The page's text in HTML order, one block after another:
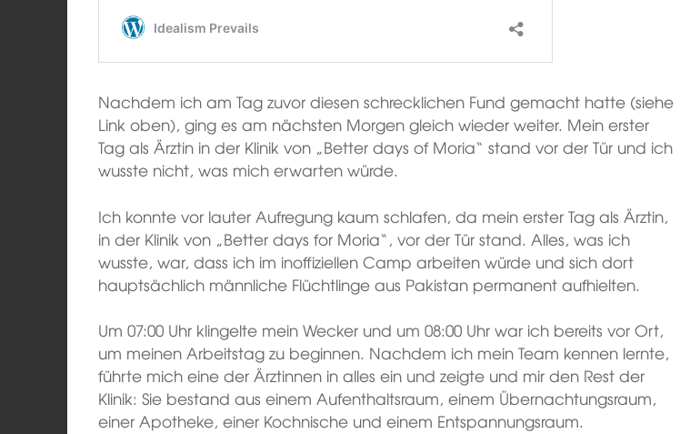
Nachdem ich am Tag zuvor diesen schrecklichen Fund gemacht hatte (siehe
Link oben), ging es am nächsten Morgen gleich wieder weiter. Mein erster
Tag als Ärztin in der Klinik von „Better days of Moria“ stand vor der Tür und ich
wusste nicht, was mich erwarten würde.
Ich konnte vor lauter Aufregung kaum schlafen, da mein erster Tag als Ärztin,
in der Klinik von „Better days for Moria“, vor der Tür stand. Alles, was ich
wusste, war, dass ich im inoffiziellen Camp arbeiten würde und sich dort
hauptsächlich männliche Flüchtlinge aus Pakistan permanent aufhielten.
Um 07:00 Uhr klingelte mein Wecker und um 08:00 Uhr war ich bereits vor Ort,
um meinen Arbeitstag zu beginnen. Nachdem ich mein Team kennen lernte,
führte mich eine der Ärztinnen in alles ein und zeigte und mir den Rest der
Klinik: Sie bestand aus einem Aufenthaltsraum, einem Übernachtungsraum,
einer Apotheke, einer Kochnische und einem Entspannungsraum.